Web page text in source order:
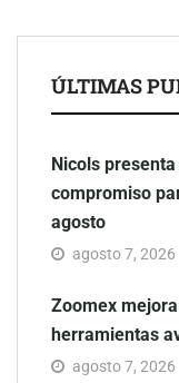
ÚLTIMAS
Nicols
compromiso
agosto
agosto 7, 2026
Zoomex
herramientas
agosto 7, 2026